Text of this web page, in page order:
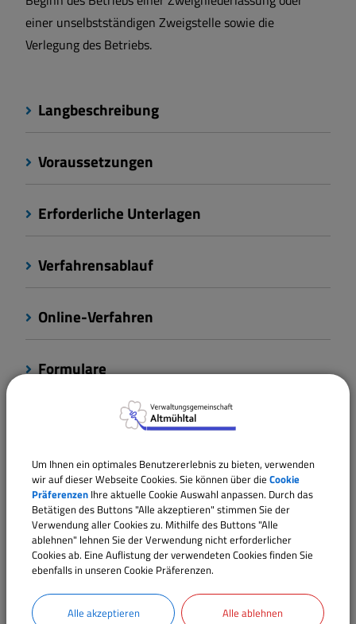
einer unselbstständigen Zweigstelle sowie die
Verlegung des Betriebs.
Langbeschreibung
Voraussetzungen
Erforderliche Unterlagen
Verfahrensablauf
Online-Verfahren
Formulare
Weiterführende Links
Fristen
Kosten
Rechtsbehelf
Um Ihnen ein optimales Benutzererlebnis zu bieten, verwenden
wir auf dieser Webseite Cookies. Sie können über die Cookie
Präferenzen Ihre aktuelle Cookie Auswahl anpassen. Durch das
Betätigen des Buttons "Alle akzeptieren" stimmen Sie der
Verwendung aller Cookies zu. Mithilfe des Buttons "Alle
ablehnen" lehnen Sie der Verwendung nicht erforderlicher
Cookies ab. Eine Auflistung der verwendeten Cookies finden Sie
ebenfalls in unseren Cookie Präferenzen.
Alle akzeptieren Alle ablehnen